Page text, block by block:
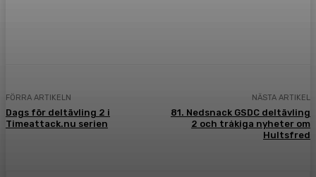
FÖRRA ARTIKELN
Dags för deltävling 2 i
Timeattack.nu serien
NÄSTA ARTIKEL
81. Nedsnack GSDC deltävling
2 och tråkiga nyheter om
Hultsfred